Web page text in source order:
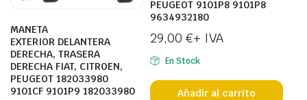
MANETA
EXTERIOR DELANTERA
DERECHA, TRASERA
DERECHA FIAT, CITROEN,
PEUGEOT 182033980
9101CF 9101P9 182033980
PEUGEOT 9101P8 9101P8
9634932180
29,00 €+ IVA
En Stock
Añadir al carrito